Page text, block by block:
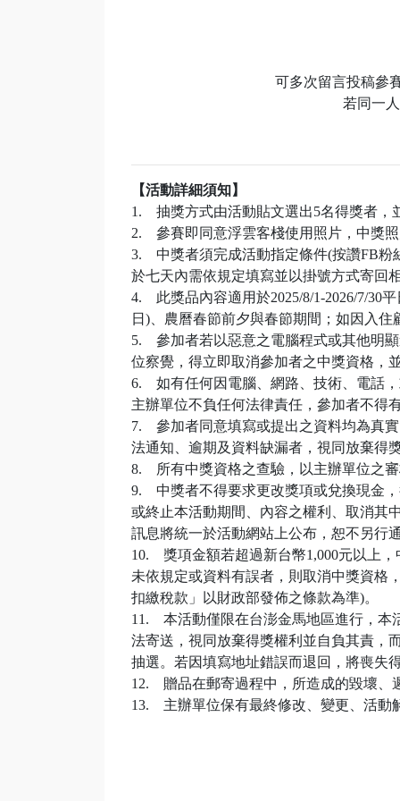
可多次留言投稿參
若同一
【活動詳細須知】
1. 抽獎方式由活動貼文選出5名得獎者，
2. 參賽即同意浮雲客棧使用照片，中獎
3. 中獎者須完成活動指定條件(按讚FB粉
於七天內需依規定填寫並以掛號方式寄回
4. 此獎品內容適用於2025/8/1-2026/7/30
日)、農曆春節前夕與春節期間；如因入
5. 參加者若以惡意之電腦程式或其他明
位察覺，得立即取消參加者之中獎資格，
6. 如有任何因電腦、網路、技術、電話
主辦單位不負任何法律責任，參加者不得
7. 參加者同意填寫或提出之資料均為真
法通知、逾期及資料缺漏者，視同放棄得
8. 所有中獎資格之查驗，以主辦單位之
9. 中獎者不得要求更改獎項或兌換現金
或終止本活動期間、內容之權利、取消其
訊息將統一於活動網站上公布，恕不另行
10. 獎項金額若超過新台幣1,000元以上
未依規定或資料有誤者，則取消中獎資格
扣繳稅款」以財政部發佈之條款為準)。
11. 本活動僅限在台澎金馬地區進行，本
法寄送，視同放棄得獎權利並自負其責，
抽選。若因填寫地址錯誤而退回，將喪失
12. 贈品在郵寄過程中，所造成的毀壞、
13. 主辦單位保有最終修改、變更、活動